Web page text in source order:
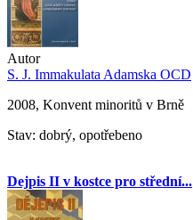
Autor
S. J. Immakulata Adamska OCD
2008, Konvent minoritů v Brně
Stav: dobrý, opotřebeno
Dejpis II v kostce pro střední...